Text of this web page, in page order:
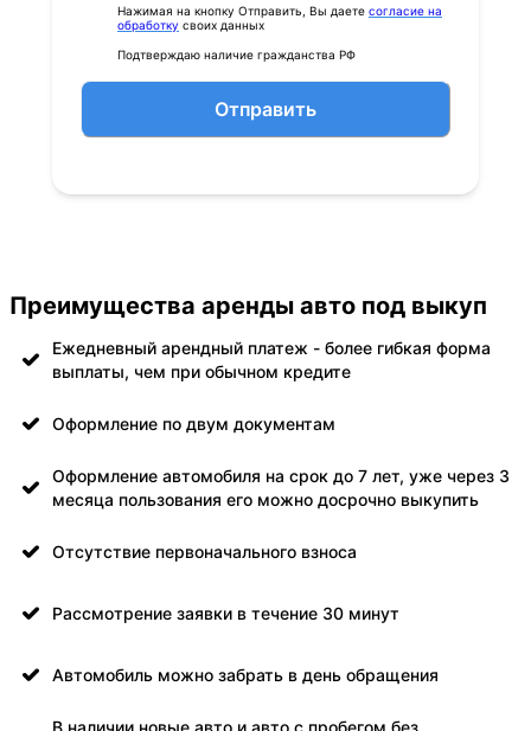
Нажимая на кнопку Отправить, Вы даете согласие на
обработку своих данных
Подтверждаю наличие гражданства РФ
Отправить
Преимущества аренды авто под выкуп
Ежедневный арендный платеж - более гибкая форма
выплаты, чем при обычном кредите
Оформление по двум документам
Оформление автомобиля на срок до 7 лет, уже через 3
месяца пользования его можно досрочно выкупить
Отсутствие первоначального взноса
Рассмотрение заявки в течение 30 минут
Автомобиль можно забрать в день обращения